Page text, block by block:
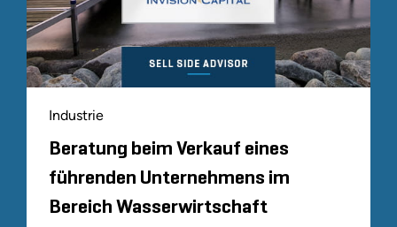
Industrie
Beratung beim Verkauf eines
führenden Unternehmens im
Bereich Wasserwirtschaft